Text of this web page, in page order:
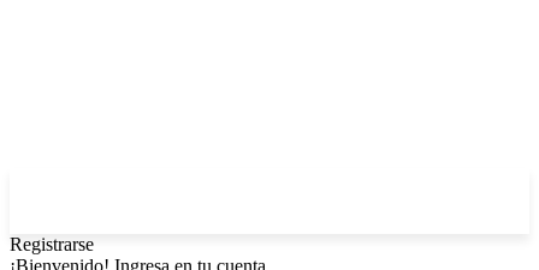
Registrarse
¡Bienvenido! Ingresa en tu cuenta